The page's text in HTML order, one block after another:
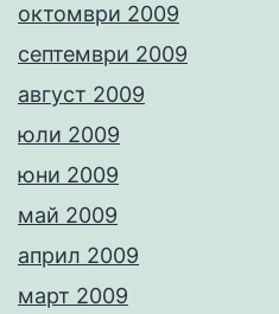
октомври 2009
септември 2009
август 2009
юли 2009
юни 2009
май 2009
април 2009
март 2009